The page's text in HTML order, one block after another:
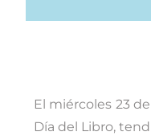
El miércoles 23
Día del Libro,